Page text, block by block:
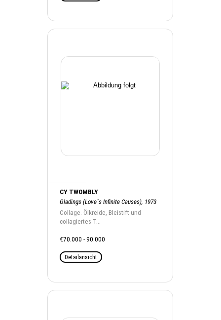
CY TWOMBLY
Gladings (Love´s Infinite Causes), 1973
Collage. Ölkreide, Bleistift und
collagiertes T...
€70.000 - 90.000
Detailansicht